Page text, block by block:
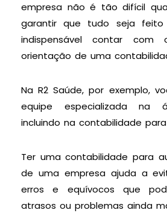
empresa não é tão difícil
garantir que tudo seja feito
indispensável contar
orientação de uma
Na R2 Saúde, por exemplo,
equipe especializada na
incluindo na contabilidade
Ter uma contabilidade para
de uma empresa ajuda a
erros e equívocos que
atrasos ou problemas ainda